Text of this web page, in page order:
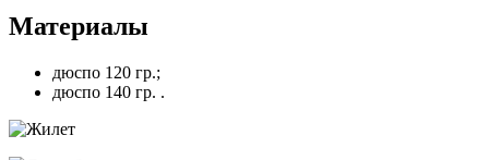
Материалы
дюспо 120 гр.;
дюспо 140 гр. .